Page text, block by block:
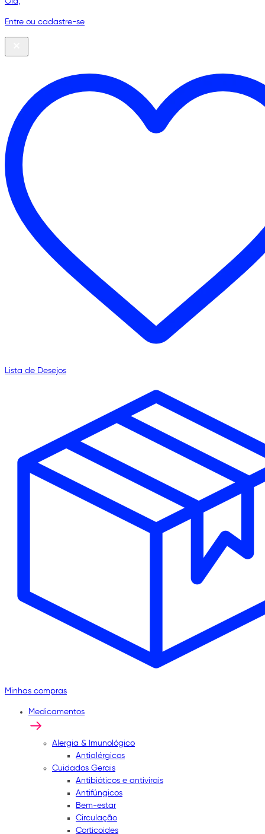
Entre ou cadastre-se
Lista de Desejos
Minhas compras
Medicamentos
Alergia & Imunológico
Antialérgicos
Cuidados Gerais
Antibióticos e antivirais
Antifúngicos
Bem-estar
Circulação
Corticoides